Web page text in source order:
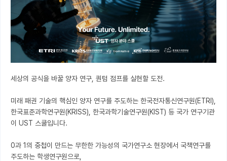
세상의 공식을 바꿀 양자 연구, 퀀텀 점프를 실현할 도전.
미래 패권 기술의 핵심인 양자 연구를 주도하는 한국전자통신연구원(ETRI),
한국표준과학연구원(KRISS), 한국과학기술연구원(KIST) 등 국가 연구기관
이 UST 스쿨입니다.
0과 1의 중첩이 만드는 무한한 가능성의 국가연구소 현장에서 국책연구를
주도하는 학생연구원으로,